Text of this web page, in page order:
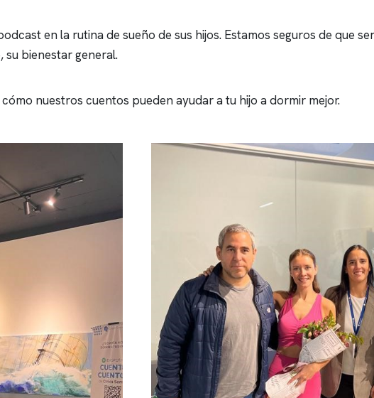
en la rutina de sueño de sus hijos. Estamos seguros de que
su bienestar general.
nuestros cuentos pueden ayudar a tu hijo a dormir mejor.